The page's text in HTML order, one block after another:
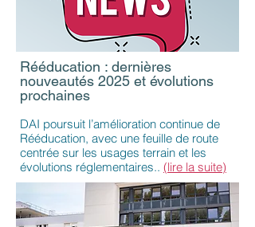
Rééducation : dernières
nouveautés 2025 et évolutions
prochaines
DAI poursuit l’amélioration continue de
Rééducation, avec une feuille de route
centrée sur les usages terrain et les
évolutions réglementaires.. (lire la suite)